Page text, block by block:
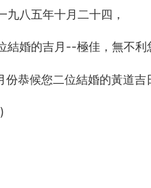
九八五年十月二十四，
結婚的吉月--極佳，無不利
恭候您二位結婚的黃道吉